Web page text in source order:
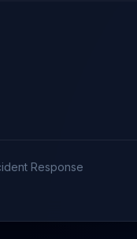
Response